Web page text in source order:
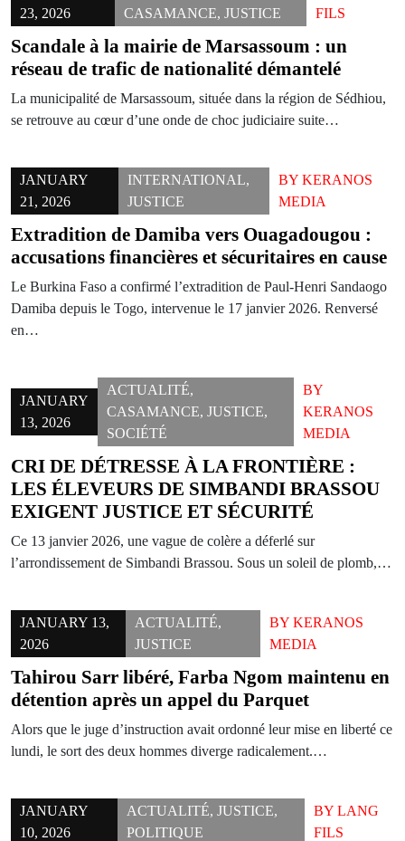
23, 2026
CASAMANCE, JUSTICE
FILS
Scandale à la mairie de Marsassoum : un
réseau de trafic de nationalité démantelé
La municipalité de Marsassoum, située dans la région de Sédhiou,
se retrouve au cœur d’une onde de choc judiciaire suite…
JANUARY
21, 2026
INTERNATIONAL,
JUSTICE
BYKERANOS
MEDIA
Extradition de Damiba vers Ouagadougou :
accusations financières et sécuritaires en cause
Le Burkina Faso a confirmé l’extradition de Paul-Henri Sandaogo
Damiba depuis le Togo, intervenue le 17 janvier 2026. Renversé
en…
JANUARY
13, 2026
ACTUALITÉ,
CASAMANCE,JUSTICE,
SOCIÉTÉ
BY
KERANOS
MEDIA
CRI DE DÉTRESSE À LA FRONTIÈRE :
LES ÉLEVEURS DE SIMBANDI BRASSOU
EXIGENT JUSTICE ET SÉCURITÉ
Ce 13 janvier 2026, une vague de colère a déferlé sur
l’arrondissement de Simbandi Brassou. Sous un soleil de plomb,…
JANUARY 13,
2026
ACTUALITÉ,
JUSTICE
BYKERANOS
MEDIA
Tahirou Sarr libéré, Farba Ngom maintenu en
détention après un appel du Parquet
Alors que le juge d’instruction avait ordonné leur mise en liberté ce
lundi, le sort des deux hommes diverge radicalement.…
JANUARY
10, 2026
ACTUALITÉ,JUSTICE,
POLITIQUE
BY LANG
FILS